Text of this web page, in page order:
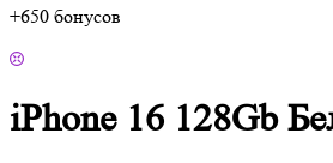
+650 бонусов
iPhone 16 128Gb